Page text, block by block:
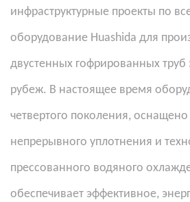
инфраструктурные проекты по
оборудование Huashida для
двустенных гофрированных труб
рубеж. В настоящее время
четвертого поколения, оснащено
непрерывного уплотнения и
прессованного водяного
обеспечивает эффективное,